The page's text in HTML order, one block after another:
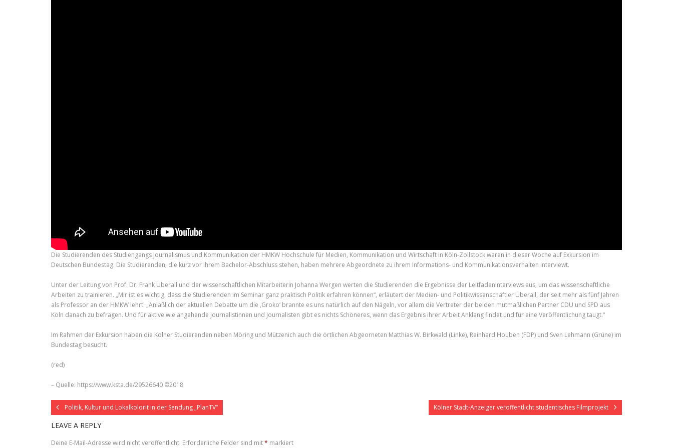
Die Studierenden des Studiengangs Journalismus und Kommunikation der HMKW Hochschule für Medien, Kommunikation und Wirtschaft in Köln-Zollstock waren in dieser Woche auf Exkursion im
Deutschen Bundestag. Die Studierenden, die kurz vor ihrem Bachelor-Abschluss stehen, haben mehrere Abgeordnete zu ihrem Informations- und Kommunikationsverhalten interviewt.
Unter der Leitung von Prof. Dr. Frank Überall und der wissenschaftlichen Mitarbeiterin Johanna Wergen werten die Studierenden die Ergebnisse der Leitfadeninterviews aus, um das wissenschaftliche
Arbeiten zu trainieren. „Mir ist es wichtig, dass die Studierenden im Seminar ganz praktisch Politik erfahren können“, erläutert der Medien- und Politikwissenschaftler Überall, der seit mehr als fünf Jahren
als Professor an der HMKW lehrt: „Anläßlich der aktuellen Debatte um die ‚Groko‘ brannte es uns natürlich auf den Nägeln, vor allem die Vertreter der beiden mutmaßlichen Partner CDU und SPD aus
Köln danach zu befragen. Und für aktive wie angehende Journalistinnen und Journalisten gibt es nichts Schöneres, wenn das Ergebnis ihrer Arbeit Anklang findet und für eine Veröffentlichung taugt.“
Im Rahmen der Exkursion haben die Kölner Studierenden neben Möring und Mützenich auch die örtlichen Abgeorneten Matthias W. Birkwald (Linke), Reinhard Houben (FDP) und Sven Lehmann (Grüne) im
Bundestag besucht.
(red)
– Quelle: https://www.ksta.de/29526640 ©2018
Politik, Kultur und Lokalkolorit in der Sendung „PlanTV“ Kölner Stadt-Anzeiger veröffentlicht studentisches Filmprojekt
LEAVE A REPLY
Deine E-Mail-Adresse wird nicht veröffentlicht. Erforderliche Felder sind mit* markiert